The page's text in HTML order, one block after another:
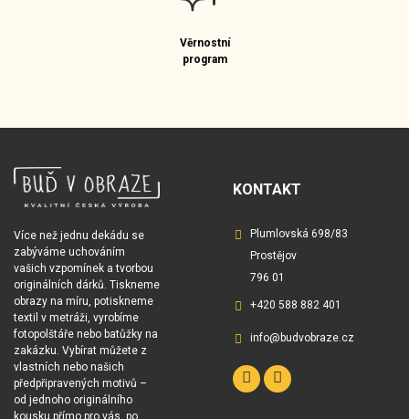
Věrnostní
program
Více než jednu dekádu se
zabýváme uchováním
vašich vzpomínek a tvorbou
originálních dárků. Tiskneme
obrazy na míru, potiskneme
textil v metráži, vyrobíme
fotopolštáře nebo batůžky na
zakázku. Vybírat můžete z
vlastních nebo našich
předpřipravených motivů –
od jednoho originálního
kousku přímo pro vás, po
KONTAKT
Plumlovská 698/83
Prostějov
796 01
+420 588 882 401
info@budvobraze.cz